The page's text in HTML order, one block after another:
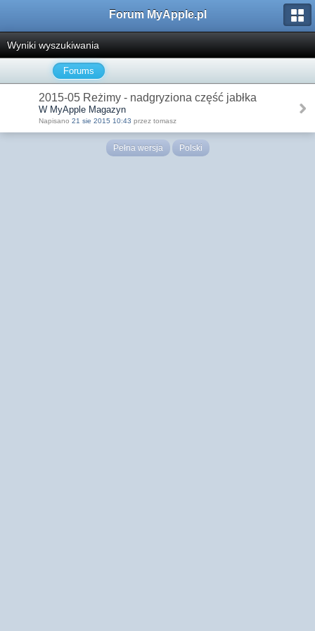
Forum MyApple.pl
Wyniki wyszukiwania
Forums
2015-05 Reżimy - nadgryziona część jabłka
W MyApple Magazyn
Napisano 21 sie 2015 10:43 przez tomasz
Pełna wersja Polski